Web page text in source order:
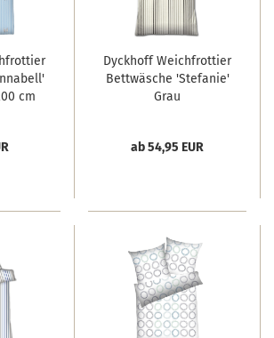
cm
Dyckhoff Weichfrottier
Bettwäsche 'Stefanie'
Grau
ab 54,95 EUR